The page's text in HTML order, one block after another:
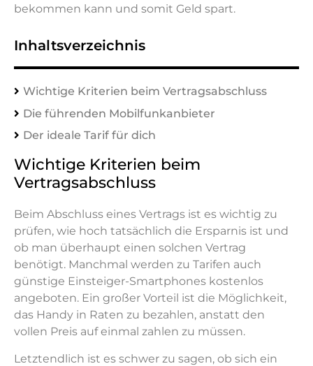
bekommen kann und somit Geld spart.
Inhaltsverzeichnis
Wichtige Kriterien beim Vertragsabschluss
Die führenden Mobilfunkanbieter
Der ideale Tarif für dich
Wichtige Kriterien beim
Vertragsabschluss
Beim Abschluss eines Vertrags ist es wichtig zu
prüfen, wie hoch tatsächlich die Ersparnis ist und
ob man überhaupt einen solchen Vertrag
benötigt. Manchmal werden zu Tarifen auch
günstige Einsteiger-Smartphones kostenlos
angeboten. Ein großer Vorteil ist die Möglichkeit,
das Handy in Raten zu bezahlen, anstatt den
vollen Preis auf einmal zahlen zu müssen.
Letztendlich ist es schwer zu sagen, ob sich ein